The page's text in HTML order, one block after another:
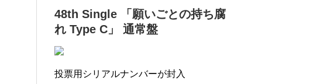
48th Single 「願いごとの持ち腐
れ Type C」 通常盤
投票用シリアルナンバーが封入